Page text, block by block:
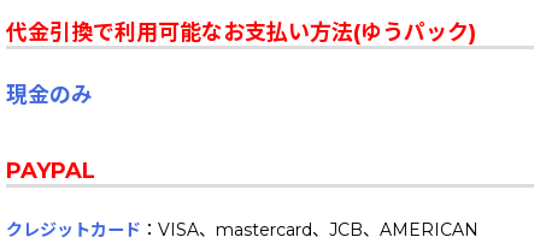
代金引換で利用可能なお支払い方法(ゆうパック)
現金のみ
PAYPAL
クレジットカード ：VISA、mastercard、JCB、AMERICAN